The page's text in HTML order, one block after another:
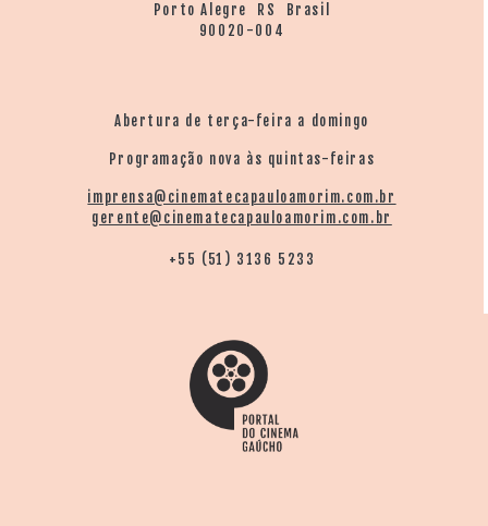
Porto Alegre RS Brasil
90020-004
Abertura de terça-feira a domingo
Programação nova às quintas-feiras
imprensa@cinematecapauloamorim.com.br
gerente@cinematecapauloamorim.com.br
+55 (51) 3136 5233